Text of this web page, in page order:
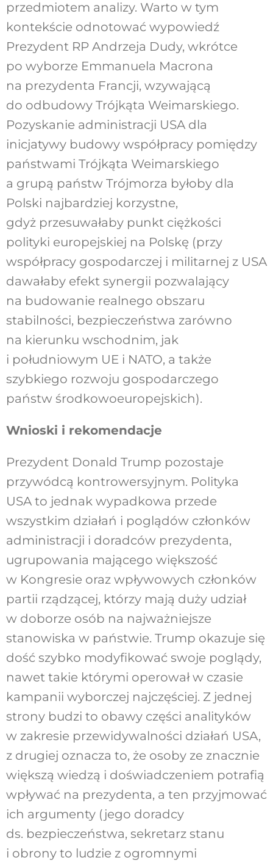
przedmiotem analizy. Warto w tym
kontekście odnotować wypowiedź
Prezydent RP Andrzeja Dudy, wkrótce
po wyborze Emmanuela Macrona
na prezydenta Francji, wzywającą
do odbudowy Trójkąta Weimarskiego.
Pozyskanie administracji USA dla
inicjatywy budowy współpracy pomiędzy
państwami Trójkąta Weimarskiego
a grupą państw Trójmorza byłoby dla
Polski najbardziej korzystne,
gdyż przesuwałaby punkt ciężkości
polityki europejskiej na Polskę (przy
współpracy gospodarczej i militarnej z USA
dawałaby efekt synergii pozwalający
na budowanie realnego obszaru
stabilności, bezpieczeństwa zarówno
na kierunku wschodnim, jak
i południowym UE i NATO, a także
szybkiego rozwoju gospodarczego
państw środkowoeuropejskich).
Wnioski i rekomendacje
Prezydent Donald Trump pozostaje
przywódcą kontrowersyjnym. Polityka
USA to jednak wypadkowa przede
wszystkim działań i poglądów członków
administracji i doradców prezydenta,
ugrupowania mającego większość
w Kongresie oraz wpływowych członków
partii rządzącej, którzy mają duży udział
w doborze osób na najważniejsze
stanowiska w państwie. Trump okazuje się
dość szybko modyfikować swoje poglądy,
nawet takie którymi operował w czasie
kampanii wyborczej najczęściej. Z jednej
strony budzi to obawy części analityków
w zakresie przewidywalności działań USA,
z drugiej oznacza to, że osoby ze znacznie
większą wiedzą i doświadczeniem potrafią
wpływać na prezydenta, a ten przyjmować
ich argumenty (jego doradcy
ds. bezpieczeństwa, sekretarz stanu
i obrony to ludzie z ogromnymi